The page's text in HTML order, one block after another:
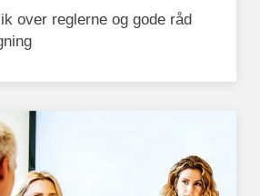
over reglerne og gode råd